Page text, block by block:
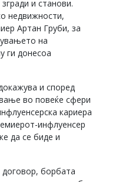
и станови.
недвижности,
Артан Груби, за
на
ги донесоа
и според
во повеќе сфери
кариера
инфлуенсер
да се биде и
договор, борбата